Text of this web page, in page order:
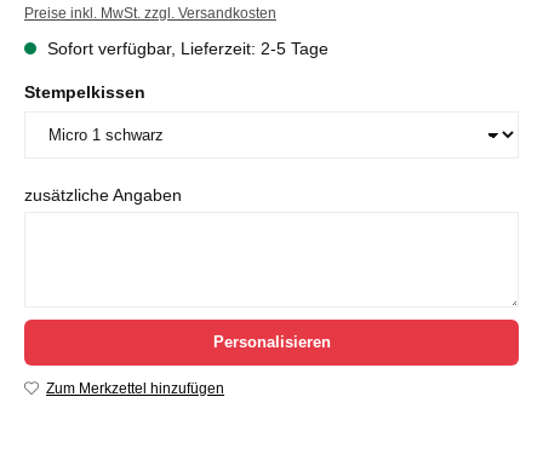
Preise inkl. MwSt. zzgl. Versandkosten
Sofort verfügbar, Lieferzeit: 2-5 Tage
Stempelkissen
zusätzliche Angaben
Personalisieren
Zum Merkzettel hinzufügen